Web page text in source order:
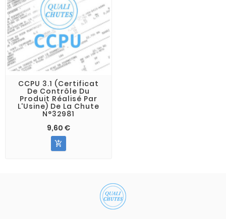
CCPU 3.1 (Certificat
De Contrôle Du
Produit Réalisé Par
L'Usine) De La Chute
N°32981
9,60 €
